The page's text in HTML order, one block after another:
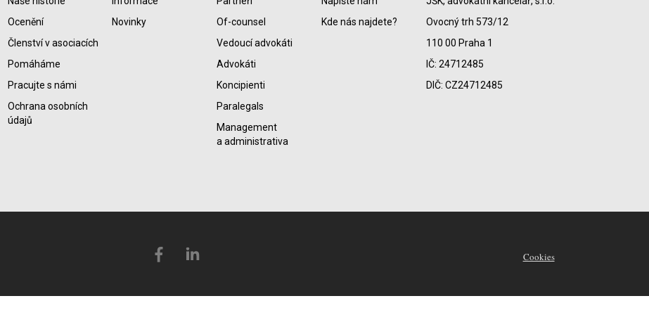
Ocenění
Členství v asociacích
Pomáháme
Pracujte s námi
Ochrana osobních
údajů
Novinky
Of-counsel
Vedoucí advokáti
Advokáti
Koncipienti
Paralegals
Management
a administrativa
Kde nás najdete?
Ovocný trh 573/12
110 00 Praha 1
IČ: 24712485
DIČ: CZ24712485
Cookies